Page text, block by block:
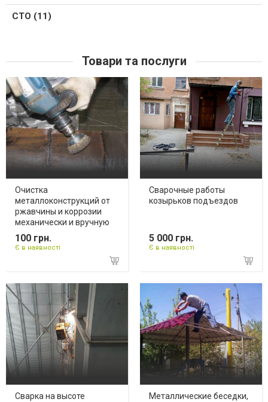
СТО (11)
Товари та послуги
Очистка
металлоконструкций от
ржавчины и коррозии
механически и вручную
100 грн.
Є в наявності
Сварочные работы
козырьков подъездов
5 000 грн.
Є в наявності
Сварка на высоте Металлические беседки,